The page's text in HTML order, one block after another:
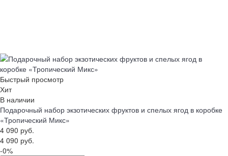
Быстрый просмотр
Хит
В наличии
Подарочный набор экзотических фруктов и спелых ягод в коробке
«Тропический Микс»
4 090 руб.
4 090 руб.
-0%